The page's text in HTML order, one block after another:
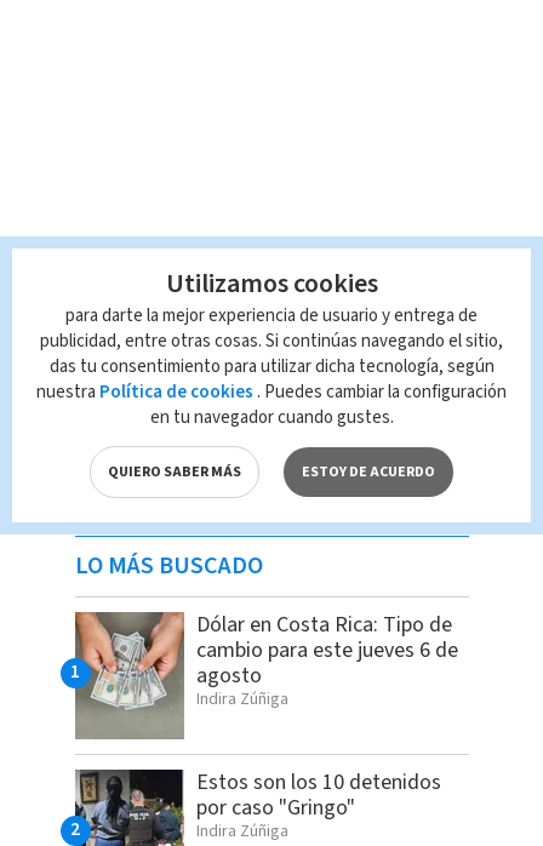
LO MÁS BUSCADO
Dólar en Costa Rica: Tipo de
cambio para este jueves 6 de
agosto
Indira Zúñiga
Estos son los 10 detenidos
por caso "Gringo"
Indira Zúñiga
Utilizamos cookies
para darte la mejor experiencia de usuario y entrega de
publicidad, entre otras cosas. Si continúas navegando el sitio,
das tu consentimiento para utilizar dicha tecnología, según
nuestra Política de cookies . Puedes cambiar la configuración
en tu navegador cuando gustes.
QUIERO SABER MÁS ESTOY DE ACUERDO